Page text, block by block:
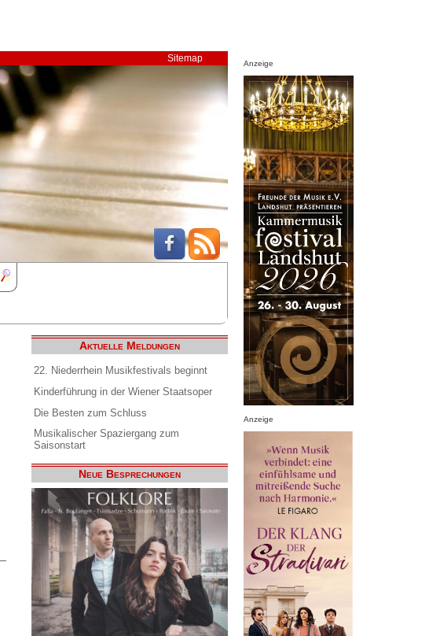
Sitemap
Aktuelle Meldungen
22. Niederrhein Musikfestivals beginnt
Kinderführung in der Wiener Staatsoper
Die Besten zum Schluss
Musikalischer Spaziergang zum
Saisonstart
Neue Besprechungen
Anzeige
Anzeige